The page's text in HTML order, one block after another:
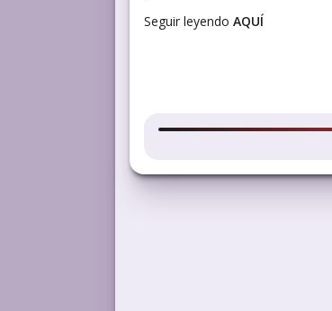
Seguir leyendo AQUÍ